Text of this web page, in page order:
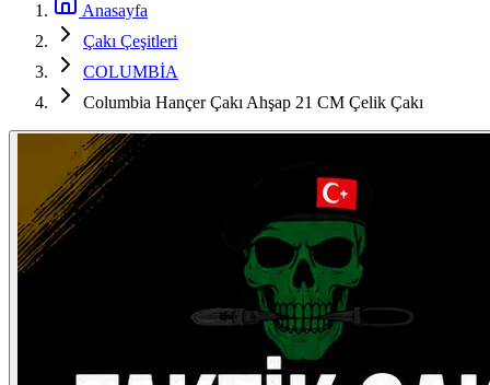
Anasayfa
Çakı Çeşitleri
COLUMBİA
Columbia Hançer Çakı Ahşap 21 CM Çelik Çakı